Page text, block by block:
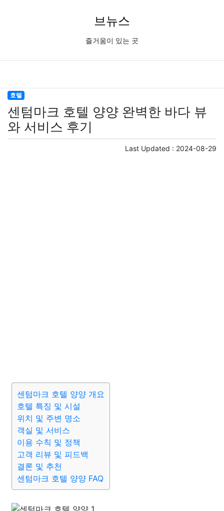
브뉴스
즐거움이 있는 곳
호텔
센텀마크 호텔 양양 완벽한 바다 뷰
와 서비스 후기
Last Updated : 2024-08-29
센텀마크 호텔 양양 개요
호텔 특징 및 시설
위치 및 주변 명소
객실 및 서비스
이용 수칙 및 정책
고객 리뷰 및 피드백
결론 및 추천
센텀마크 호텔 양양 FAQ